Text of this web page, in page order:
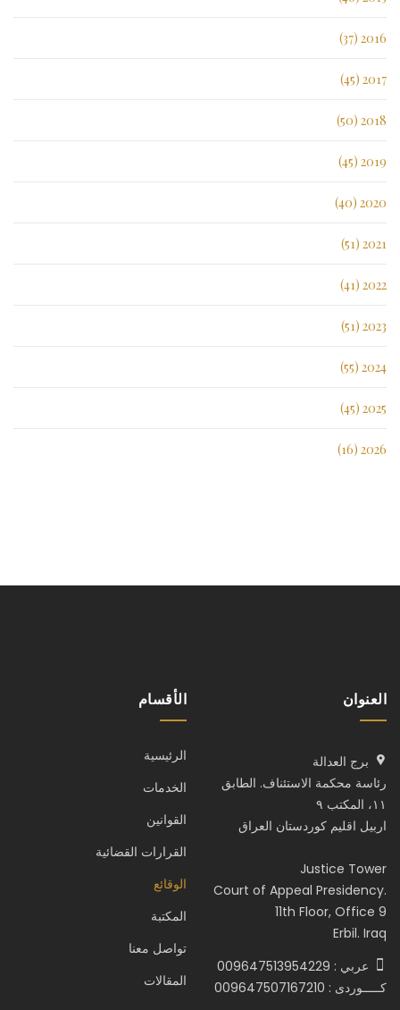
2016 (37)
2017 (45)
2018 (50)
2019 (45)
2020 (40)
2021 (51)
2022 (41)
2023 (51)
2024 (55)
2025 (45)
2026 (16)
العنوان
برج العدالة
رئاسة محكمة الاستئناف. الطابق
١١، المكتب ٩
اربيل اقليم كوردستان العراق
Justice Tower
Court of Appeal Presidency.
11th Floor, Office 9
Erbil. Iraq
عربي : 009647513954229
كـــــوردى : 009647507167210
الأقسام
الرئيسية
الخدمات
القوانين
القرارات القضائية
الوقائع
المكتبة
تواصل معنا
المقالات